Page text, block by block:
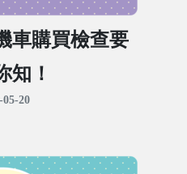
車購買檢查要
知！
05-20